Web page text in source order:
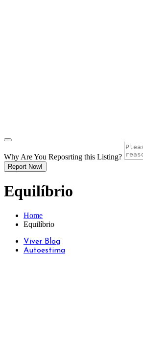
Why Are You Reposrting this Listing?
Report Now!
Equilíbrio
Home
Equilíbrio
Viver Blog
Autoestima